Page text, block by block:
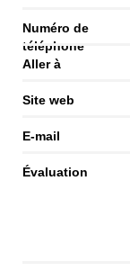
Numéro de
téléphone
Aller à
Site web
E-mail
Évaluation